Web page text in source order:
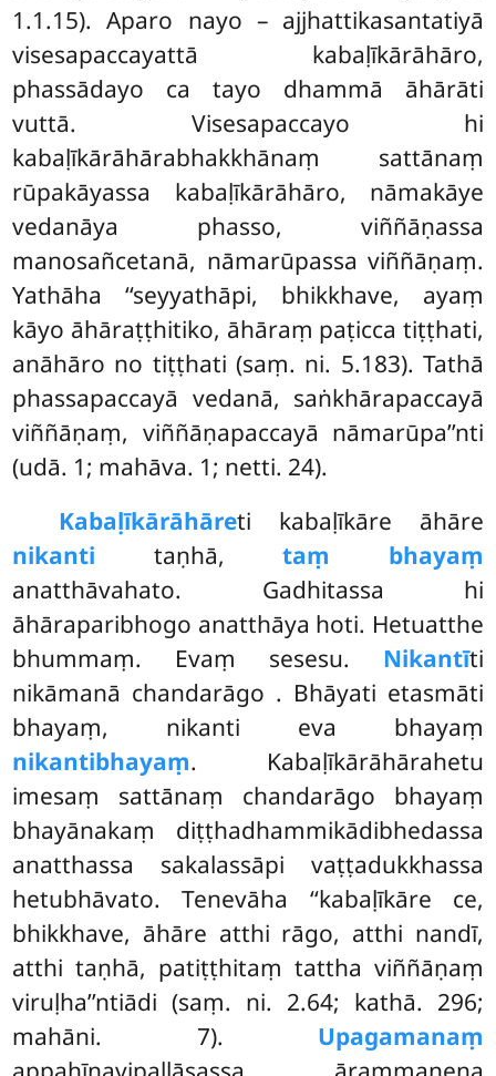
1.1.15). Aparo nayo – ajjhattikasantatiyā
visesapaccayattā kabaḷīkārāhāro,
phassādayo ca tayo dhammā āhārāti
vuttā. Visesapaccayo hi
kabaḷīkārāhārabhakkhānaṃ sattānaṃ
rūpakāyassa kabaḷīkārāhāro, nāmakāye
vedanāya phasso, viññāṇassa
manosañcetanā, nāmarūpassa viññāṇaṃ.
Yathāha ‘‘seyyathāpi, bhikkhave, ayaṃ
kāyo āhāraṭṭhitiko, āhāraṃ paṭicca tiṭṭhati,
anāhāro no tiṭṭhati (saṃ. ni. 5.183). Tathā
phassapaccayā vedanā, saṅkhārapaccayā
viññāṇaṃ, viññāṇapaccayā nāmarūpa’’nti
(udā. 1; mahāva. 1; netti. 24).
Kabaḷīkārāhāreti kabaḷīkāre āhāre
nikanti taṇhā,taṃ bhayaṃ
anatthāvahato. Gadhitassa hi
āhāraparibhogo anatthāya hoti. Hetuatthe
bhummaṃ. Evaṃ sesesu. Nikantīti
nikāmanā chandarāgo . Bhāyati etasmāti
bhayaṃ, nikanti eva bhayaṃ
nikantibhayaṃ. Kabaḷīkārāhārahetu
imesaṃ sattānaṃ chandarāgo bhayaṃ
bhayānakaṃ diṭṭhadhammikādibhedassa
anatthassa sakalassāpi vaṭṭadukkhassa
hetubhāvato. Tenevāha ‘‘kabaḷīkāre ce,
bhikkhave, āhāre atthi rāgo, atthi nandī,
atthi taṇhā, patiṭṭhitaṃ tattha viññāṇaṃ
viruḷha’’ntiādi (saṃ. ni. 2.64; kathā. 296;
mahāni. 7). Upagamanaṃ